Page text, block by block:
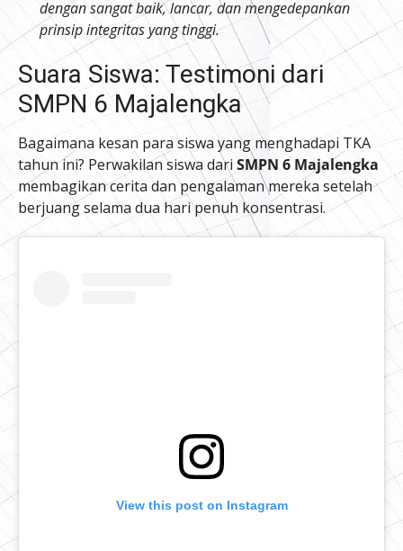
dengan sangat baik, lancar, dan mengedepankan
prinsip integritas yang tinggi.
Suara Siswa: Testimoni dari
SMPN 6 Majalengka
Bagaimana kesan para siswa yang menghadapi TKA
tahun ini? Perwakilan siswa dari SMPN 6 Majalengka
membagikan cerita dan pengalaman mereka setelah
berjuang selama dua hari penuh konsentrasi.
View this post on Instagram